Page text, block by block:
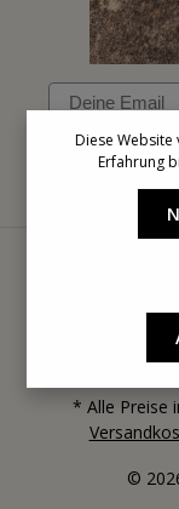
Email
©
* Alle Preise
Diese
Erfahrung